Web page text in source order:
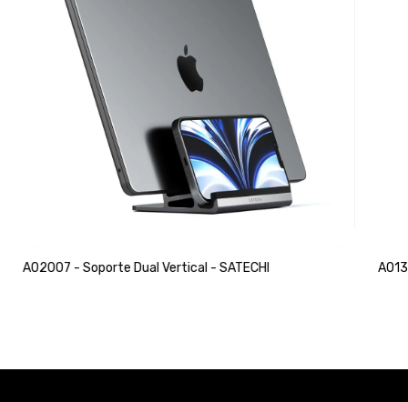
A02007 - Soporte Dual Vertical - SATECHI